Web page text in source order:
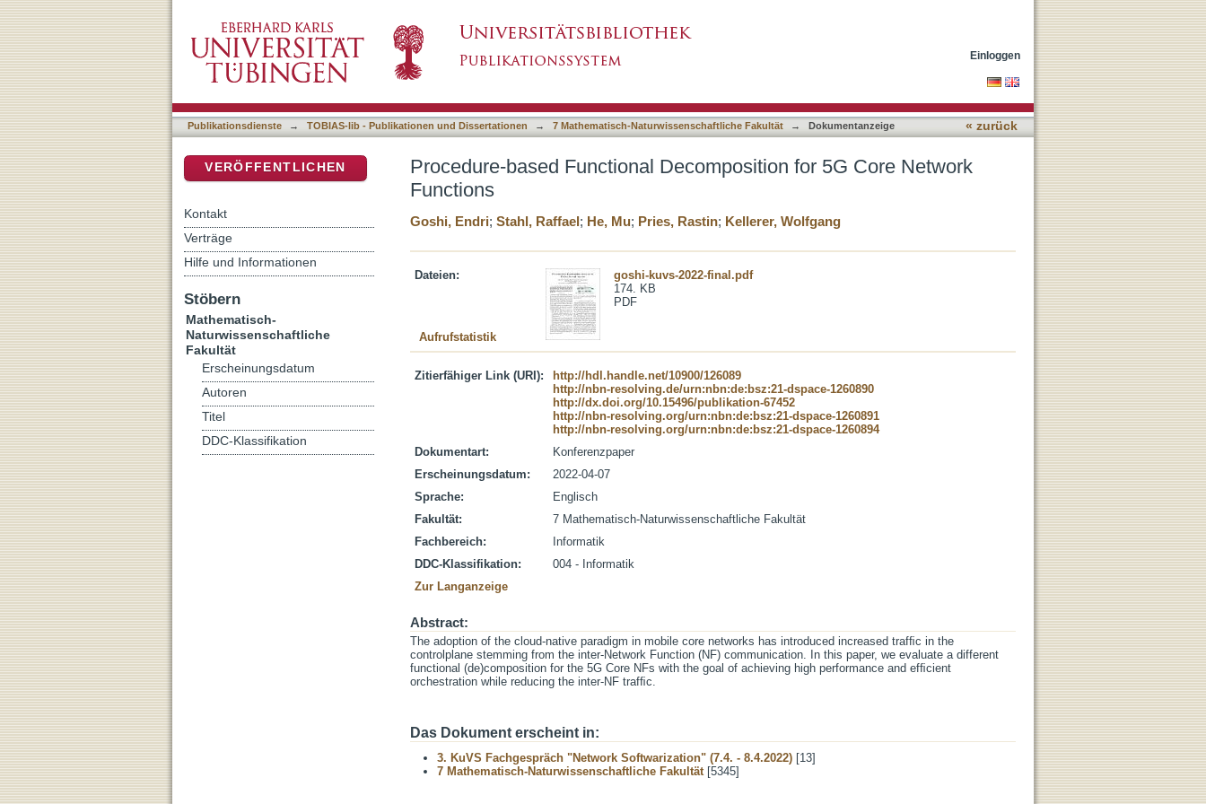
Einloggen
Publikationsdienste → TOBIAS-lib - Publikationen und Dissertationen → 7 Mathematisch-Naturwissenschaftliche Fakultät → Dokumentanzeige « zurück
Procedure-based Functional Decomposition for 5G Core Network
Functions
Goshi, Endri; Stahl, Raffael; He, Mu; Pries, Rastin; Kellerer, Wolfgang
Dateien:
goshi-kuvs-2022-final.pdf
174. KB
PDF
Aufrufstatistik
Zitierfähiger Link (URI):
http://hdl.handle.net/10900/126089
http://nbn-resolving.de/urn:nbn:de:bsz:21-dspace-1260890
http://dx.doi.org/10.15496/publikation-67452
http://nbn-resolving.org/urn:nbn:de:bsz:21-dspace-1260891
http://nbn-resolving.org/urn:nbn:de:bsz:21-dspace-1260894
Dokumentart:
Konferenzpaper
Erscheinungsdatum:
2022-04-07
Sprache:
Englisch
Fakultät:
7 Mathematisch-Naturwissenschaftliche Fakultät
Fachbereich:
Informatik
DDC-Klassifikation:
004 - Informatik
Zur Langanzeige
Abstract:
The adoption of the cloud-native paradigm in mobile core networks has introduced increased trafﬁc in the
controlplane stemming from the inter-Network Function (NF) communication. In this paper, we evaluate a different
functional (de)composition for the 5G Core NFs with the goal of achieving high performance and efﬁcient
orchestration while reducing the inter-NF trafﬁc.
Das Dokument erscheint in:
3. KuVS Fachgespräch "Network Softwarization" (7.4. - 8.4.2022) [13]
7 Mathematisch-Naturwissenschaftliche Fakultät[5345]
VERÖFFENTLICHEN
Kontakt
Verträge
Hilfe und Informationen
Stöbern
Mathematisch-
Naturwissenschaftliche
Fakultät
Erscheinungsdatum
Autoren
Titel
DDC-Klassifikation